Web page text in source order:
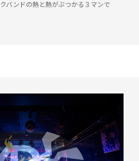
バンドの熱と熱がぶつかる３マンで